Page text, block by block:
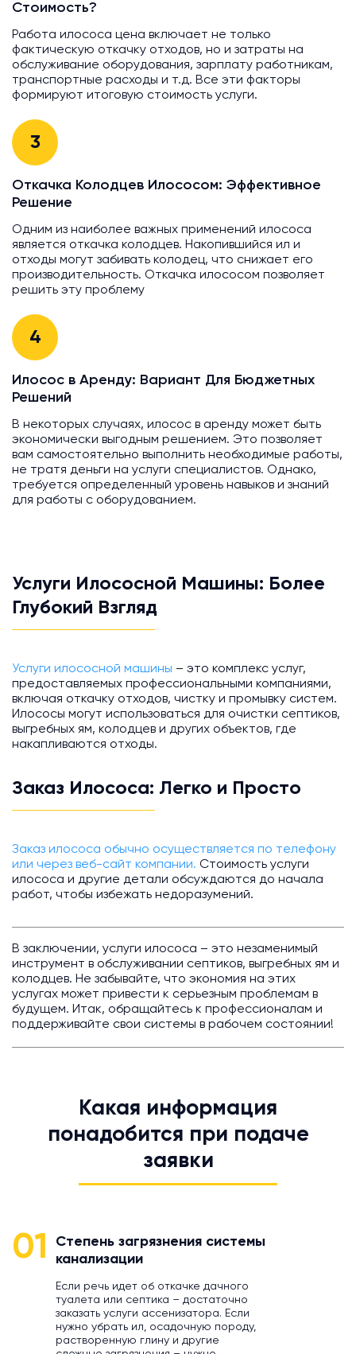
Стоимость?
Работа илососа цена включает не только
фактическую откачку отходов, но и затраты на
обслуживание оборудования, зарплату работникам,
транспортные расходы и т.д. Все эти факторы
формируют итоговую стоимость услуги.
3
Откачка Колодцев Илососом: Эффективное
Решение
Одним из наиболее важных применений илососа
является откачка колодцев. Накопившийся ил и
отходы могут забивать колодец, что снижает его
производительность. Откачка илососом позволяет
решить эту проблему
4
Илосос в Аренду: Вариант Для Бюджетных
Решений
В некоторых случаях, илосос в аренду может быть
экономически выгодным решением. Это позволяет
вам самостоятельно выполнить необходимые работы,
не тратя деньги на услуги специалистов. Однако,
требуется определенный уровень навыков и знаний
для работы с оборудованием.
Услуги Илососной Машины: Более
Глубокий Взгляд
Услуги илососной машины – это комплекс услуг,
предоставляемых профессиональными компаниями,
включая откачку отходов, чистку и промывку систем.
Илососы могут использоваться для очистки септиков,
выгребных ям, колодцев и других объектов, где
накапливаются отходы.
Заказ Илососа: Легко и Просто
Заказ илососа обычно осуществляется по телефону
или через веб-сайт компании. Стоимость услуги
илососа и другие детали обсуждаются до начала
работ, чтобы избежать недоразумений.
В заключении, услуги илососа – это незаменимый
инструмент в обслуживании септиков, выгребных ям и
колодцев. Не забывайте, что экономия на этих
услугах может привести к серьезным проблемам в
будущем. Итак, обращайтесь к профессионалам и
поддерживайте свои системы в рабочем состоянии!
Какая информация
понадобится при подаче
заявки
01
Степень загрязнения системы
канализации
Если речь идет об откачке дачного
туалета или септика – достаточно
заказать услуги ассенизатора. Если
нужно убрать ил, осадочную породу,
растворенную глину и другие